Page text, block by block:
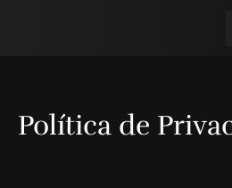
Política de